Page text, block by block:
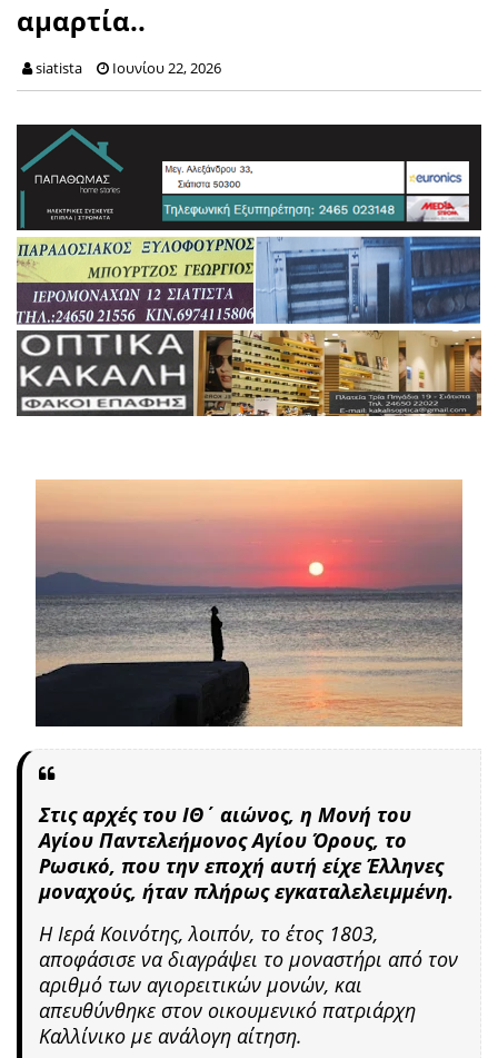
αμαρτία..
siatista Ιουνίου 22, 2026
Στις αρχές του ΙΘ΄ αιώνος, η Μονή του
Αγίου Παντελεήμονος Αγίου Όρους, το
Ρωσικό, που την εποχή αυτή είχε Έλληνες
μοναχούς, ήταν πλήρως εγκαταλελειμμένη.
Η Ιερά Κοινότης, λοιπόν, το έτος 1803,
αποφάσισε να διαγράψει το μοναστήρι από τον
αριθμό των αγιορειτικών μονών, και
απευθύνθηκε στον οικουμενικό πατριάρχη
Καλλίνικο με ανάλογη αίτηση.